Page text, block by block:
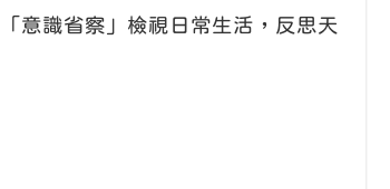
意識省察」檢視日常生活，反思天